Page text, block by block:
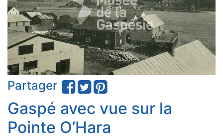
Partager
Gaspé avec vue sur la
Pointe O’Hara